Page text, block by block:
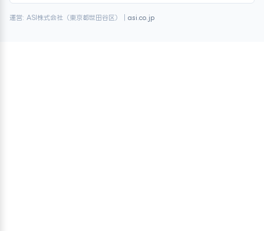
運営: ASI株式会社（東京都世田谷区）｜ asi.co.jp